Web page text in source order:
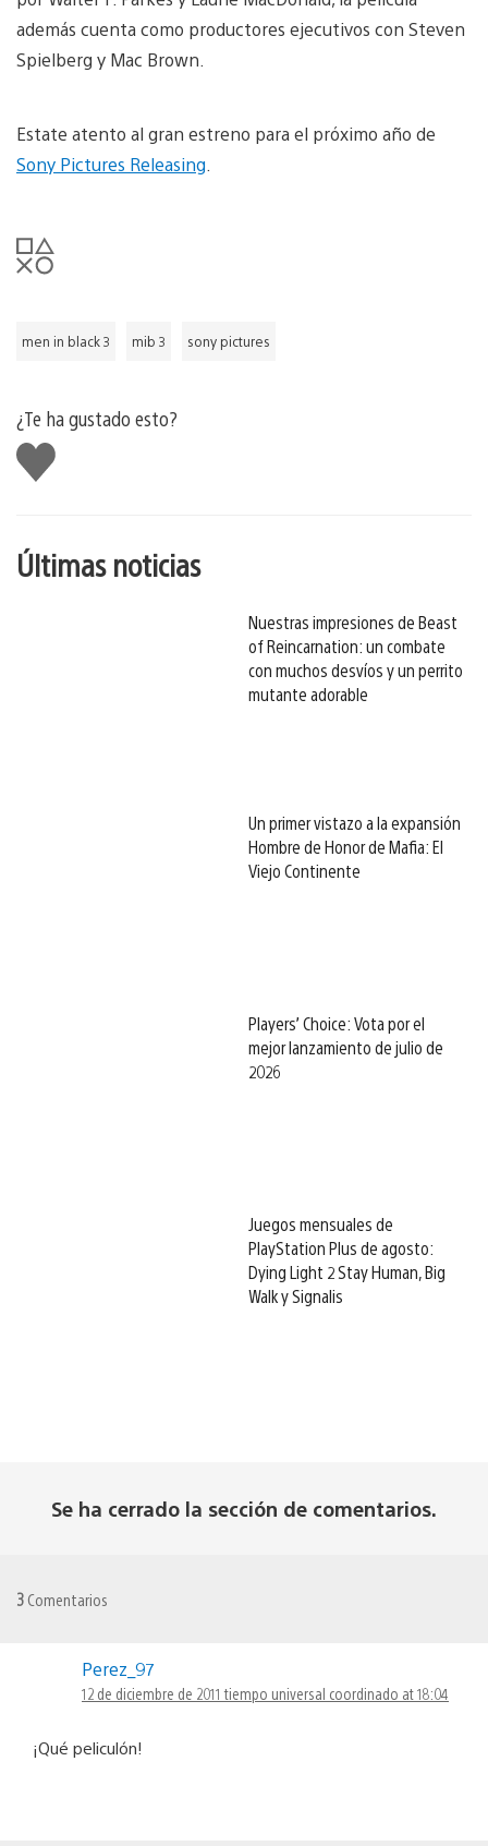
además cuenta como productores ejecutivos con Steven
Spielberg y Mac Brown.
Estate atento al gran estreno para el próximo año de
Sony Pictures Releasing
men in black 3 mib 3 sony pictures
¿Te ha gustado esto?
Me
gusta
Últimas noticias
Nuestras impresiones de Beast
of Reincarnation: un combate
con muchos desvíos y un perrito
mutante adorable
Un primer vistazo a la expansión
Hombre de Honor de Mafia: El
Viejo Continente
Players’ Choice: Vota por el
mejor lanzamiento de julio de
2026
Juegos mensuales de
PlayStation Plus de agosto:
Dying Light 2 Stay Human, Big
Walk y Signalis
Se ha cerrado la sección de comentarios.
3 Comentarios
Perez_97
12 de diciembre de 2011 tiempo universal coordinado at 18:04
¡Qué peliculón!